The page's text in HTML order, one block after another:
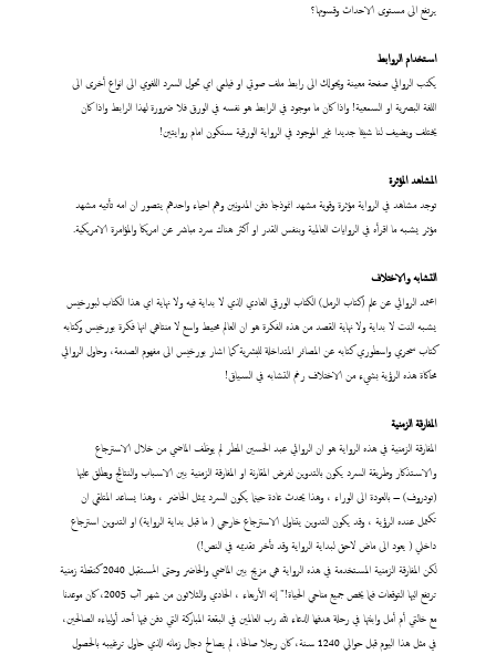
يرتفع الى مستوى الاحداث وقسوتها؟
استخدام الروابط
يكتب الروائي صفحة معينة ويحولك الى رابط ملف صوتي او فيلمي اي تحول السرد اللغوي الى انواع أخرى الى
اللغة البصرية او السمعية! واذا كان ما موجود في الرابط هو نفسه في الورق فلا ضرورة لهذا الرابط واذا كان
يختلف ويضيف لنا شيئا جديدا غير الموجود في الرواية الورقية سنكون امام روايتين!
المشاهد المؤثرة
توجد مشاهد في الرواية مؤثرة وقوية مشهد انموذجا دفن المدونين وهم احياء واحدهم يتصور ان امه تأتيه مشهد
مؤثر يشبه ما اقرأه في الروايات العالمية وبنفس القدر او اكثر هناك سرد مباشر عن امريكا والمؤامرة الامريكية.
التشابه والاختلاف
اعتمد الروائي عن علم (كتاب الرمل) الكتاب الورقي العادي الذي لا بداية فيه ولا نهاية اي هذا الكتاب لبورخيس
يشبه النت لا بداية ولا نهاية القصد من هذه الفكرة هو ان العالم محيط واسع لا منتاهي انها فكرة بورخيس وكتابه
كتاب سحري واسطوري كتابه عن المصائر المتداخلة للبشرية كما اشار بورخيس الى مفهوم الصدمة، وحاول الروائي
محاكاة هذه الرؤية بشيء من الاختلاف رغم التشابه في السياق!
المفارقة الزمنية
المفارقة الزمنية في هذه الرواية هو ان الروائي عبد الحسين المطر لم يوظف الماضي من خلال الاسترجاع
والاستذكار وطريقة السرد يكون بالتدوين لفرض المقارنة او المفارقة الزمنية بين الاسباب والنتائج ويطلق عليها
(تودروف) – بالعودة الى الوراء ، وهذا يحدث عادة حينما يكون السرد يمثل الحاضر ، وهذا يساعد المتلقي ان
تكتمل عنده الرؤية ، وقد يكون التدوين يتناول الاسترجاع خارجي ( ما قبل بداية الرواية) او التدوين استرجاع
داخلي ( يعود الى ماض لاحق لبداية الرواية وقد تأخر تقديمه في النص!)
لكن المفارقة الزمنية المستخدمة في هذه الرواية هي مزيج بين الماضي والحاضر وحتى المستقبل 2040 كنقطة زمنية
ترتفع اليها التوقعات فيما يخص جميع مناحي الحياة!" إنه الأربعاء ، الحادي والثلاثون من شهر آب 2005، كان موعدنا
مع خالتي أم أمل وابنتها في رحلة هدفها الدعاء لله رب العالمين في البقعة المباركة التي دفن فيها أحد أولياءه الصالحين،
في مثل هذا اليوم قبل حوالي 1240 سنة، كان رجلا صالحا، لم يصالح دجال زمانه الذي حاول ترغيبه بالحصول